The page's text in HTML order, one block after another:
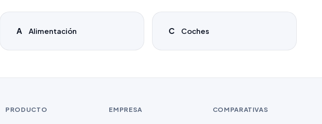
A Alimentación C Coches
PRODUCTO EMPRESA COMPARATIVAS